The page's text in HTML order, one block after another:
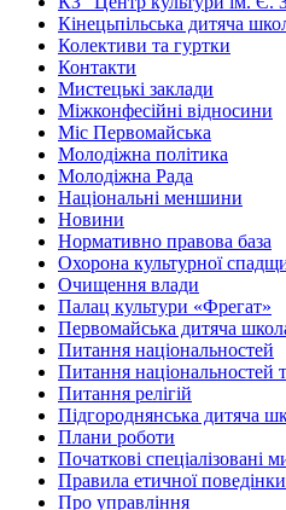
Кінецьпільська дитяча
Колективи та гуртки
Контакти
Мистецькі заклади
Міжконфесійні відносини
Міс Первомайська
Молодіжна політика
Молодіжна Рада
Національні меншини
Новини
Нормативно правова база
Охорона культурної
Очищення влади
Палац культури «Фрегат»
Первомайська дитяча
Питання національностей
Питання національностей
Питання релігій
Підгороднянська дитяча
Плани роботи
Початкові спеціалізовані
Правила етичної поведінки
Про управління